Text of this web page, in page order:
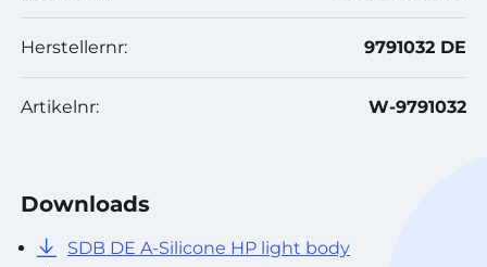
Herstellernr: 9791032 DE
Artikelnr: W-9791032
Downloads
SDB DE A-Silicone HP light body